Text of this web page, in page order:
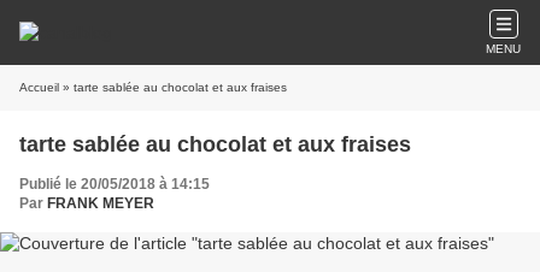
MENU
Accueil » tarte sablée au chocolat et aux fraises
tarte sablée au chocolat et aux fraises
Publié le 20/05/2018 à 14:15
Par FRANK MEYER